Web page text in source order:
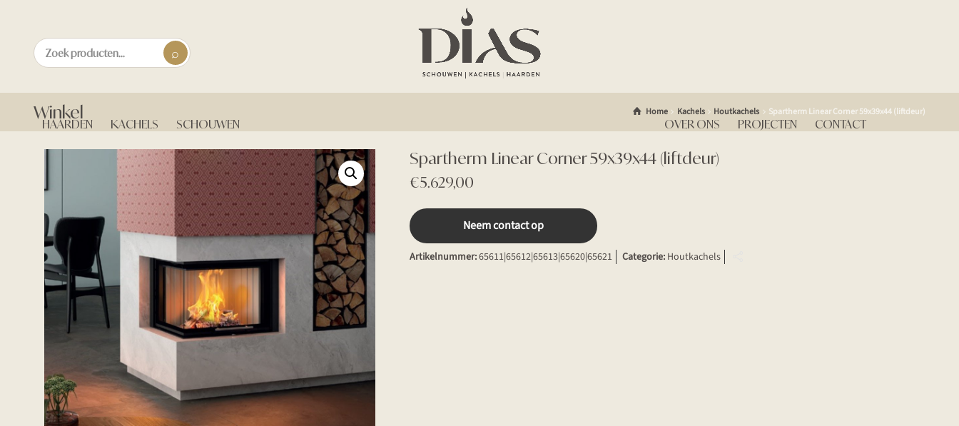
HAARDEN KACHELS SCHOUWEN OVER ONS PROJECTEN CONTACT
Winkel Home Kachels Houtkachels Spartherm Linear Corner 59x39x44 (liftdeur)
Spartherm Linear Corner 59x39x44 (liftdeur)
€5.629,00
Neem contact op
Artikelnummer:65611|65612|65613|65620|65621 Categorie: Houtkachels